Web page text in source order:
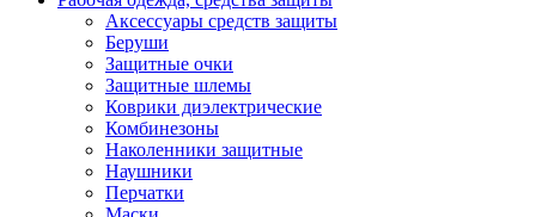
Аксессуары средств защиты
Беруши
Защитные очки
Защитные шлемы
Коврики диэлектрические
Комбинезоны
Наколенники защитные
Наушники
Перчатки